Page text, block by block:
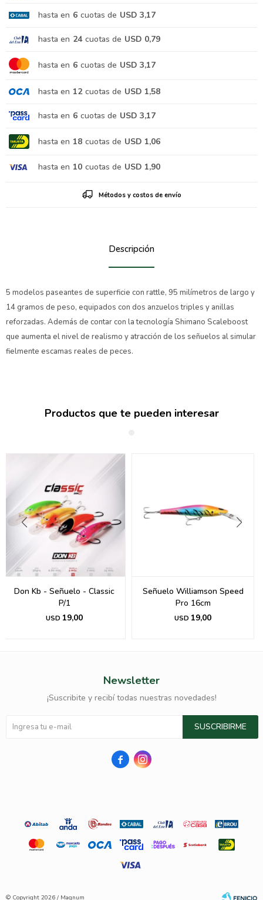
hasta en 6 cuotas de USD 3,17
hasta en 24 cuotas de USD 0,79
hasta en 6 cuotas de USD 3,17
hasta en 12 cuotas de USD 1,58
hasta en 6 cuotas de USD 3,17
hasta en 18 cuotas de USD 1,06
hasta en 10 cuotas de USD 1,90
Métodos y costos de envío
Descripción
5 modelos paseantes de superficie con rattle, 95 milímetros de largo y
14 gramos de peso, equipados con dos anzuelos triples y anillas
reforzadas. Además de contar con la tecnología Shimano Scaleboost
que aumenta el nivel de realismo y atracción de los señuelos al simular
fielmente escamas reales de peces.
Productos que te pueden interesar
Don Kb - Señuelo - Classic
P/1
USD 19,00
Señuelo Williamson Speed
Pro 16cm
USD 19,00
Newsletter
¡Suscribite y recibí todas nuestras novedades!
SUSCRIBIRME
 
© Copyright 2026 / Magnum